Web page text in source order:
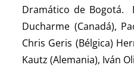
Dramático de Bogotá.
Ducharme (Canadá),
Chris Geris (Bélgica)
Kautz (Alemania), Iván